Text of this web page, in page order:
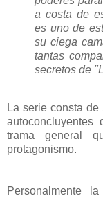
a costa de
es uno de
su ciega
tantas
secretos de
La serie consta
trama general
protagonismo.
Personalmente